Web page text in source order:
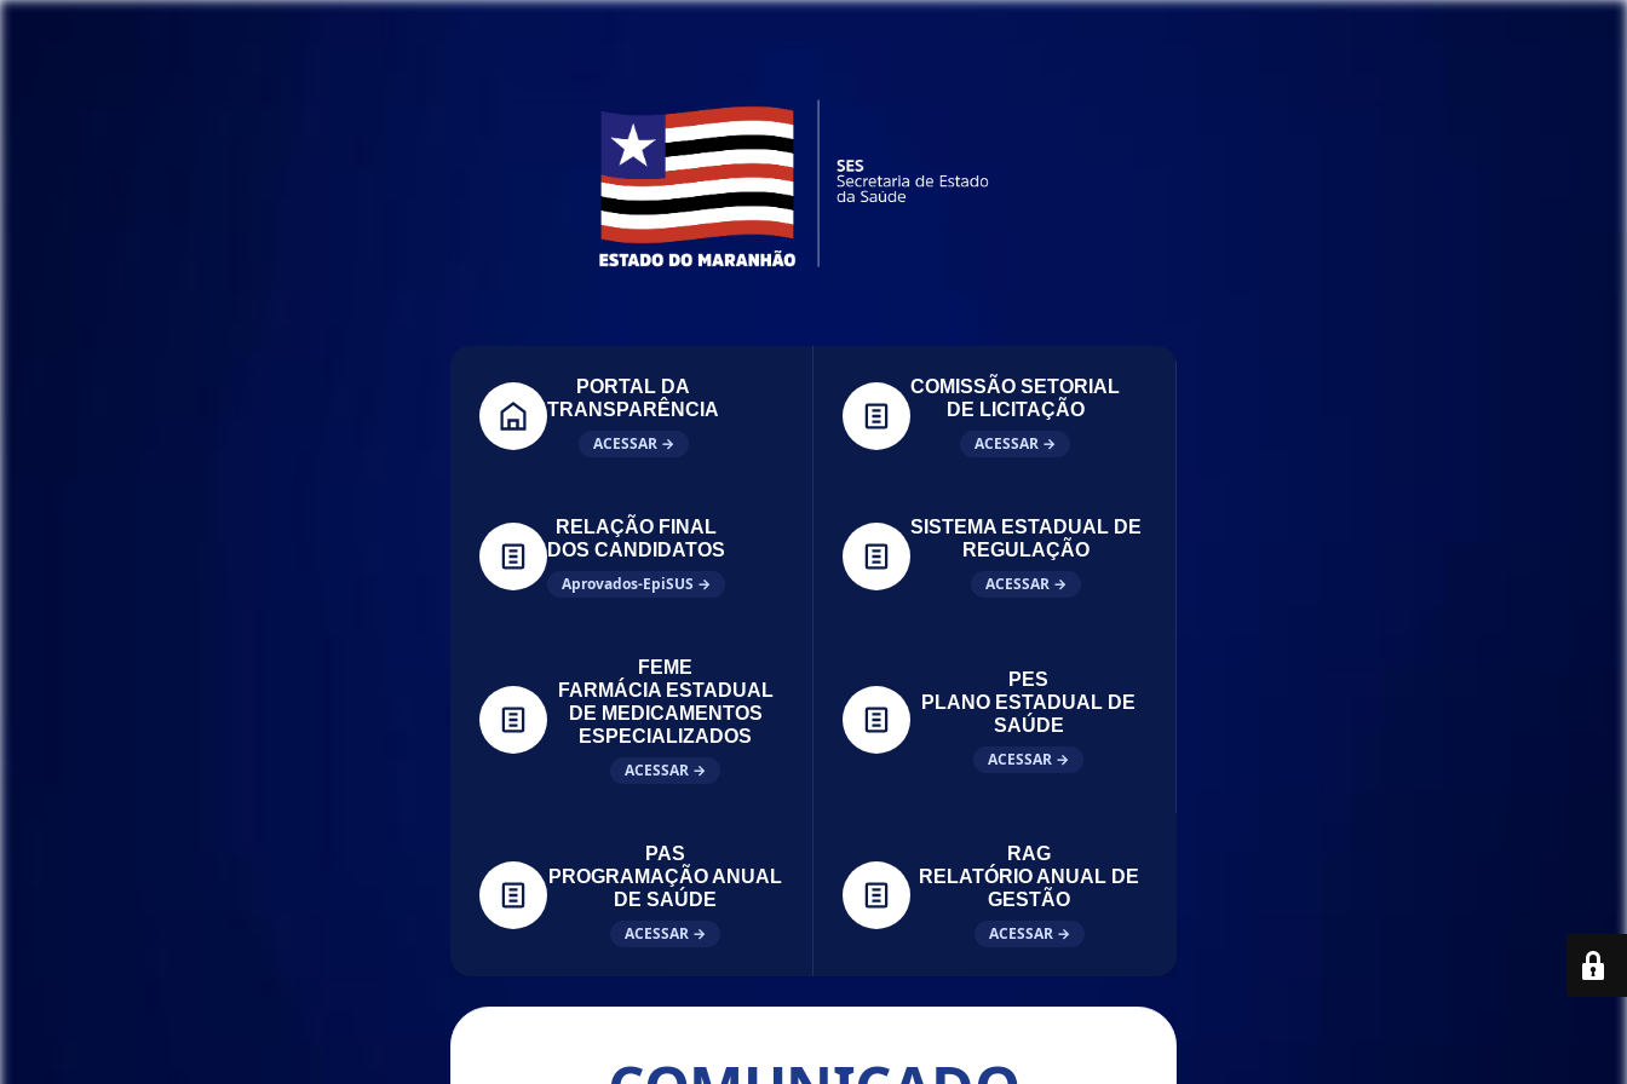
PORTAL DA
TRANSPARÊNCIA
ACESSAR →
COMISSÃO SETORIAL
DE LICITAÇÃO
ACESSAR →
RELAÇÃO FINAL
DOS CANDIDATOS
Aprovados-EpiSUS →
SISTEMA ESTADUAL DE
REGULAÇÃO
ACESSAR →
FEME
FARMÁCIA ESTADUAL
DE MEDICAMENTOS
ESPECIALIZADOS
ACESSAR →
PES
PLANO ESTADUAL DE
SAÚDE
ACESSAR →
PAS
PROGRAMAÇÃO ANUAL
DE SAÚDE
ACESSAR →
RAG
RELATÓRIO ANUAL DE
GESTÃO
ACESSAR →